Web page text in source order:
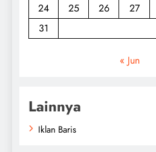
24
25 26 27
31
« Jun
Lainnya
Iklan Baris